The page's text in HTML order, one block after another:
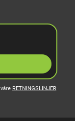
RETNINGSLINJER